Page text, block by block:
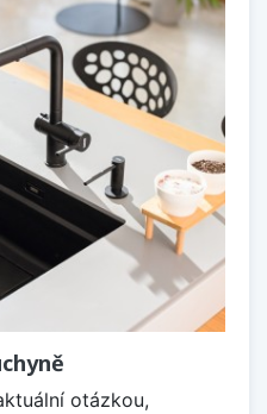
otázkou,